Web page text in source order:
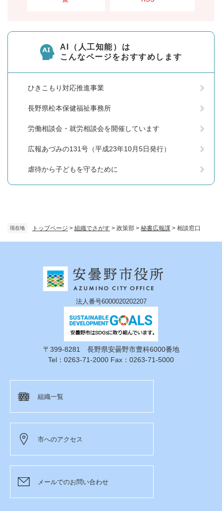
現在地 トップページ > 組織でさがす > 政策部 > 秘書広報課 > 相談窓口
AI（人工知能）は
こんなページをおすすめします
ひきこもり対応推進事業
長野県松本保健福祉事務所
労働相談会・就労相談会を開催しています
広報あづみの131号（平成23年10月5日発行）
虐待から子どもを守るために
法人番号6000020202207
〒399-8281 長野県安曇野市豊科6000番地
Tel：0263-71-2000 Fax：0263-71-5000
組織一覧
市へのアクセス
メールでのお問い合わせ